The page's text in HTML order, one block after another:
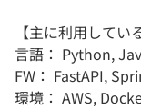
【主に利用してい
言語： Python,
FW： FastAPI,
環境： AWS,